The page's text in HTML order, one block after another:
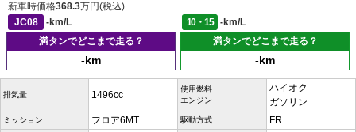
新車時価格368.3万円(税込)
JC08
-km/L 10・15
-km/L
満タンでどこまで走る？
-km
満タンでどこまで走る？
-km
排気量 1496cc
使用燃料
エンジン
ハイオク
ガソリン
ミッション フロア6MT 駆動方式 FR